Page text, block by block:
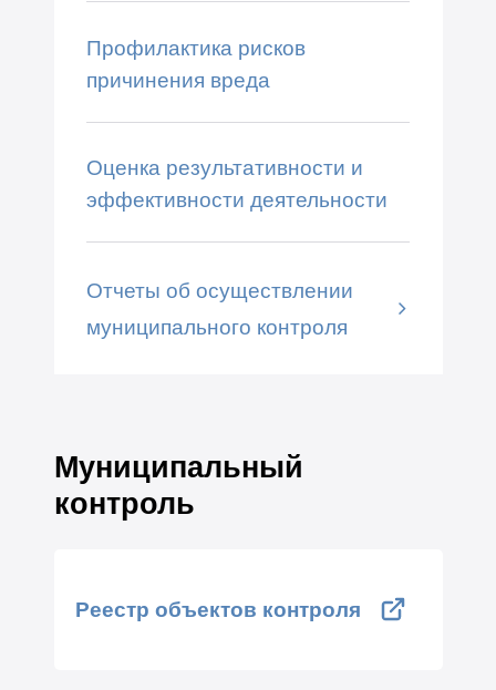
Профилактика рисков
причинения вреда
Оценка результативности и
эффективности деятельности
Отчеты об осуществлении
муниципального контроля
Муниципальный
контроль
Реестр объектов контроля